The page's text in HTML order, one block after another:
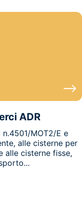
ADR
MOT2/E e
alle cisterne per
alle cisterne fisse,